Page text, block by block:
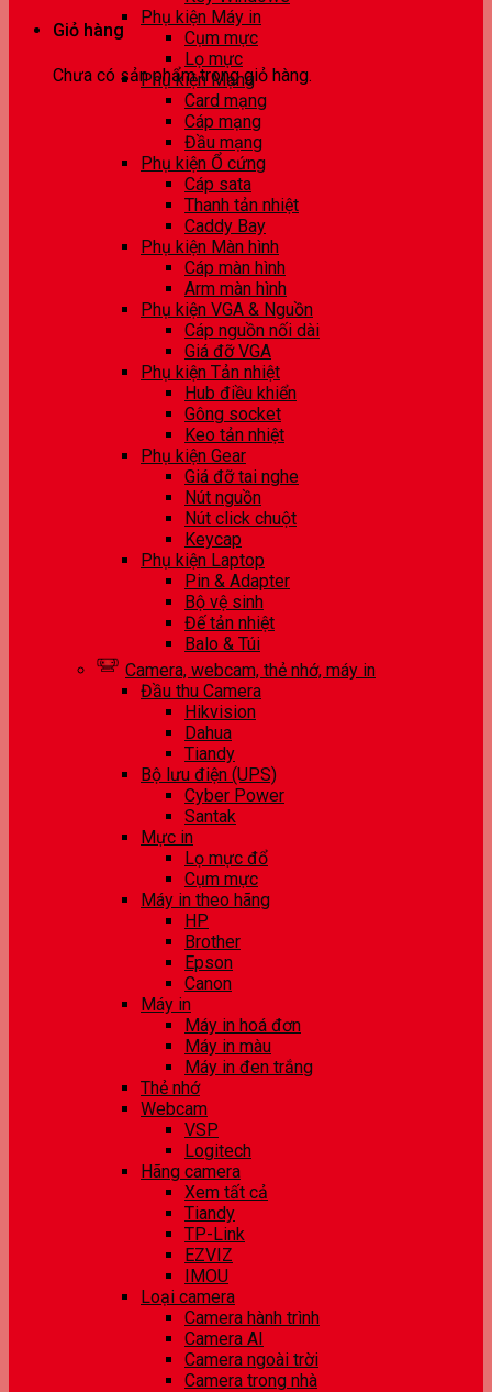
Giỏ hàng
Chưa có sản phẩm trong giỏ hàng.
Phụ kiện Máy in
Cụm mực
Lọ mực
Phụ kiện Mạng
Card mạng
Cáp mạng
Đầu mạng
Phụ kiện Ổ cứng
Cáp sata
Thanh tản nhiệt
Caddy Bay
Phụ kiện Màn hình
Cáp màn hình
Arm màn hình
Phụ kiện VGA & Nguồn
Cáp nguồn nối dài
Giá đỡ VGA
Phụ kiện Tản nhiệt
Hub điều khiển
Gông socket
Keo tản nhiệt
Phụ kiện Gear
Giá đỡ tai nghe
Nút nguồn
Nút click chuột
Keycap
Phụ kiện Laptop
Pin & Adapter
Bộ vệ sinh
Đế tản nhiệt
Balo & Túi
Camera, webcam, thẻ nhớ, máy in
Đầu thu Camera
Hikvision
Dahua
Tiandy
Bộ lưu điện (UPS)
Cyber Power
Santak
Mực in
Lọ mực đổ
Cụm mực
Máy in theo hãng
HP
Brother
Epson
Canon
Máy in
Máy in hoá đơn
Máy in màu
Máy in đen trắng
Thẻ nhớ
Webcam
VSP
Logitech
Hãng camera
Xem tất cả
Tiandy
TP-Link
EZVIZ
IMOU
Loại camera
Camera hành trình
Camera AI
Camera ngoài trời
Camera trong nhà